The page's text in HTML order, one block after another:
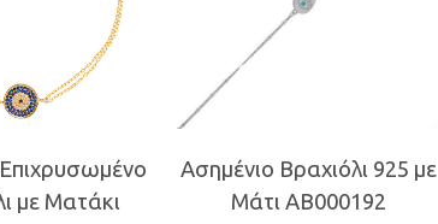
με Ματάκι
Ασημένιο Βραχιόλι 925 με
Μάτι AB000192